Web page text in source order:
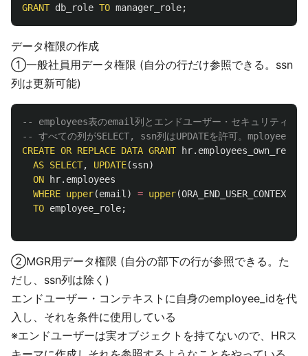
GRANT db_role TO manager_role;
データ権限の作成
①一般社員用データ権限 (自分の行だけ参照できる。ssn
列は更新可能)
-- employees表のemail列とエンドユーザー・セキュリティコ
-- すべての列がSELECT, ssn列はUPDATEを許可。
CREATE OR REPLACE DATA GRANT hr. employees_own_record
AS SELECT, UPDATE(ssn)
ON
hr. employees
WHERE upper(email ) = upper(ORA_END_USER_CONTEXT
TO employee_role;
②MGR用データ権限 (自分の部下の行が参照できる。た
だし、ssn列は除く)
エンドユーザー・コンテキストに自身のemployee_idを代
入し、それを条件に使用している
※エンドユーザーは実オブジェクトを持てないので、HRス